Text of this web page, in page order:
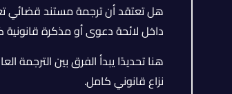
هل تعتقد أن ترجمة مستند قضائي
داخل لائحة دعوى أو مذكرة قانونية
هنا تحديدًا يبدأ الفرق بين
نزاع قانوني كامل.